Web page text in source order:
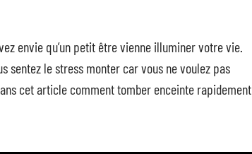
envie qu’un petit être vienne illuminer votre vie.
sentez le stress monter car vous ne voulez pas
cet article comment tomber enceinte rapidement